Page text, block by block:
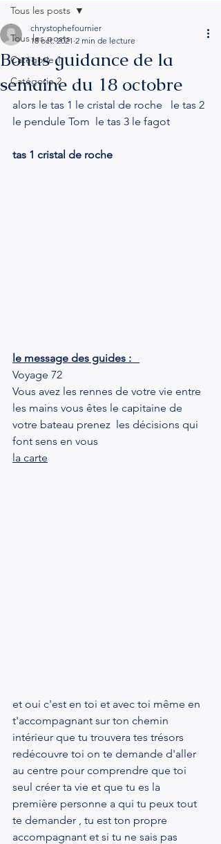
Tous les posts
Catégorie 1
Catégorie 2
Tous les posts
Bonus guidance de la
semaine du 18 octobre
chrystophefournier
18 oct. 2021 2 min de lecture
alors le tas 1 le cristal de roche   le tas 2
le pendule Tom  le tas 3 le fagot
tas 1 cristal de roche
le message des guides :
Voyage 72
Vous avez les rennes de votre vie entre
les mains vous êtes le capitaine de
votre bateau prenez  les décisions qui
font sens en vous
la carte
et oui c'est en toi et avec toi même en
t'accompagnant sur ton chemin
intérieur que tu trouvera tes trésors
redécouvre toi on te demande d'aller
au centre pour comprendre que toi
seul créer ta vie et que tu es la
première personne a qui tu peux tout
te demander , tu est ton propre
accompagnant et si tu ne sais pas